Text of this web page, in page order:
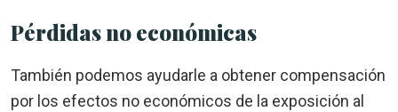
Pérdidas no económicas
También podemos ayudarle a obtener compensación
por los efectos no económicos de la exposición al